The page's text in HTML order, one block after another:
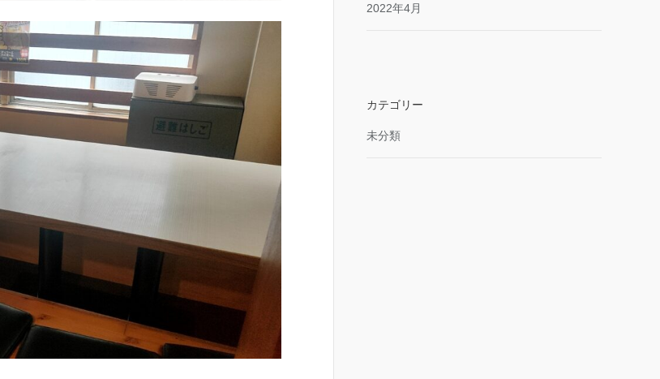
2022年4月
カテゴリー
未分類